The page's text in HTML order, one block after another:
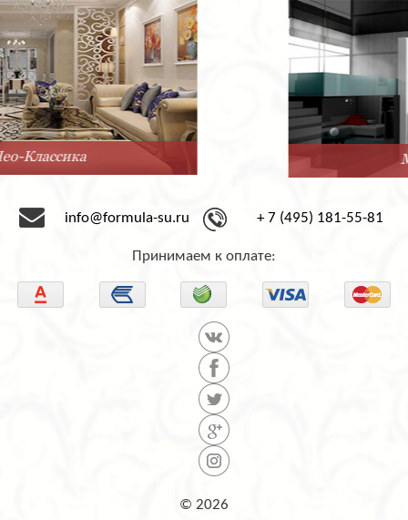
Минимализм
info@formula-su.ru + 7 (495) 181-55-81
Принимаем к оплате:
© 2026